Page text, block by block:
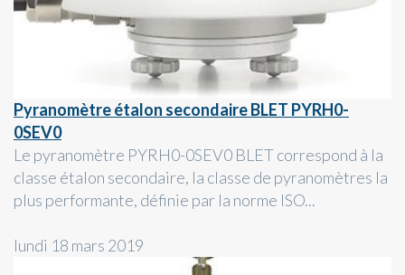
Pyranomètre étalon secondaire BLET PYRH0-
0SEV0
Le pyranomètre PYRH0-0SEV0 BLET correspond à la
classe étalon secondaire, la classe de pyranomètres la
plus performante, définie par la norme ISO...
lundi 18 mars 2019